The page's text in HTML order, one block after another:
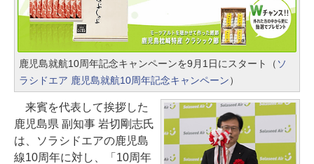
鹿児島就航10周年記念キャンペーンを9月1日にスタート（ ソ
ラシドエア 鹿児島就航10周年記念キャンペーン）
来賓を代表して挨拶した
鹿児島県 副知事 岩切剛志氏
は、ソラシドエアの鹿児島
線10周年に対し、「10周年